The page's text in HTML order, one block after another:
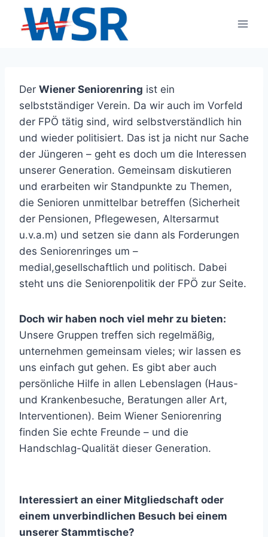
Inhalt
springen
Der Wiener Seniorenring ist ein
selbstständiger Verein. Da wir auch im Vorfeld
der FPÖ tätig sind, wird selbstverständlich hin
und wieder politisiert. Das ist ja nicht nur Sache
der Jüngeren – geht es doch um die Interessen
unserer Generation. Gemeinsam diskutieren
und erarbeiten wir Standpunkte zu Themen,
die Senioren unmittelbar betreffen (Sicherheit
der Pensionen, Pflegewesen, Altersarmut
u.v.a.m) und setzen sie dann als Forderungen
des Seniorenringes um –
medial,gesellschaftlich und politisch. Dabei
steht uns die Seniorenpolitik der FPÖ zur Seite.
Doch wir haben noch viel mehr zu bieten:
Unsere Gruppen treffen sich regelmäßig,
unternehmen gemeinsam vieles; wir lassen es
uns einfach gut gehen. Es gibt aber auch
persönliche Hilfe in allen Lebenslagen (Haus-
und Krankenbesuche, Beratungen aller Art,
Interventionen). Beim Wiener Seniorenring
finden Sie echte Freunde – und die
Handschlag-Qualität dieser Generation.
Interessiert an einer Mitgliedschaft oder
einem unverbindlichen Besuch bei einem
unserer Stammtische?